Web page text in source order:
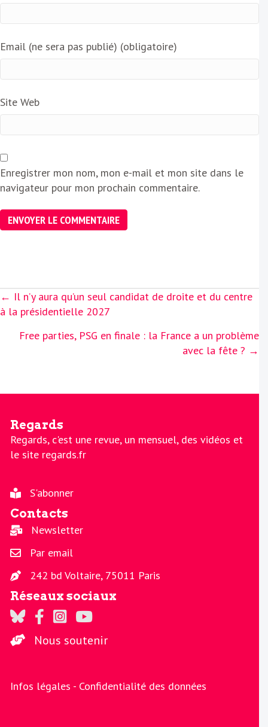
Email (ne sera pas publié) (obligatoire)
Site Web
Enregistrer mon nom, mon e-mail et mon site dans le
navigateur pour mon prochain commentaire.
Posts
navigation
← Il n’y aura qu’un seul candidat de droite et du centre
à la présidentielle 2027
Free parties, PSG en finale : la France a un problème
avec la fête ? →
Regards
Regards, c'est une revue, un mensuel, des vidéos et
le site regards.fr
S'abonner
Contacts
Newsletter
Par email
242 bd Voltaire, 75011 Paris
Réseaux sociaux
Regards sur Twitter
Regards sur Facebook
Regards sur Instagram
La chaine Regards sur Youtube
Nous soutenir
Infos légales - Confidentialité des données